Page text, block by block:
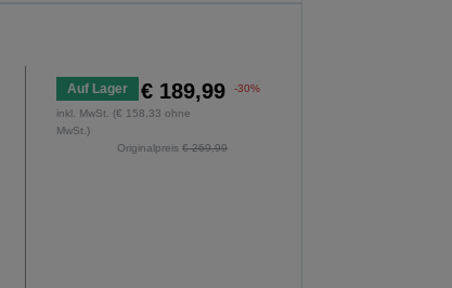
Auf Lager € 189,99 -30%
inkl. MwSt. (€ 158,33 ohne
MwSt.)
Originalpreis€ 269,99